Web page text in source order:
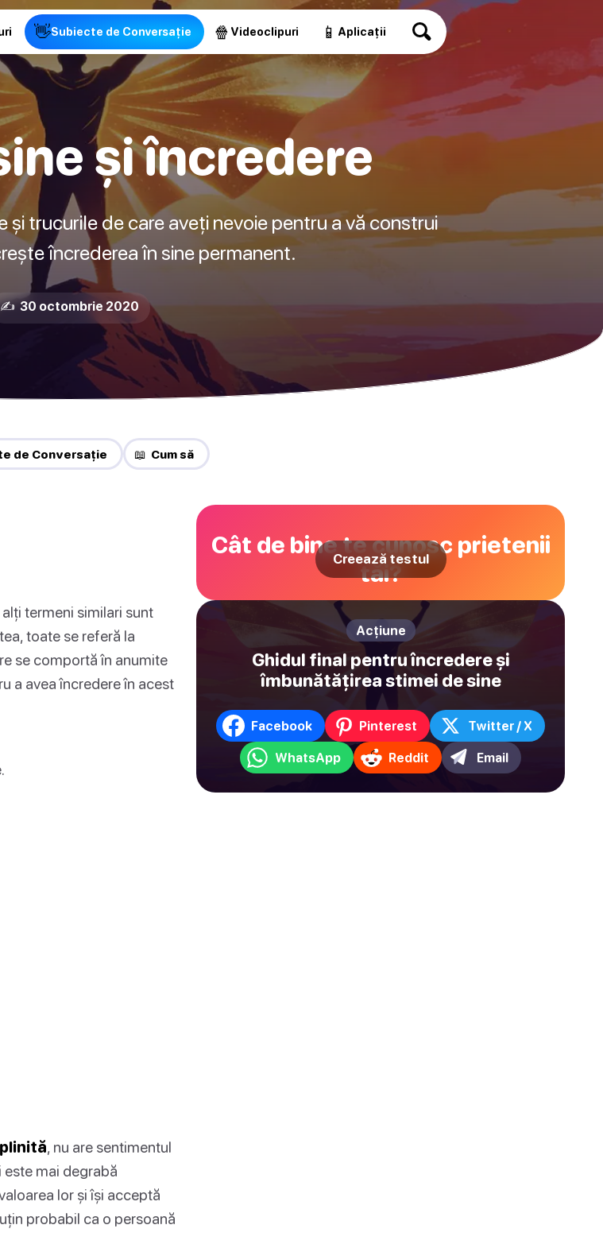
👋Subiecte de Conversație 🍿 Videoclipuri 📱 Aplicații
și încredere
trucurile de care aveți nevoie pentru a vă construi
încrederea în sine permanent.
✍️ 30 octombrie 2020
de Conversație 📖 Cum să
termeni similari sunt
toate se referă la
se comportă în anumite
a avea încredere în acest
, nu are sentimentul
este mai degrabă
lor și își acceptă
probabil ca o persoană
Cât de bine te cunosc prietenii
tăi?
Creează testul
Acțiune
Ghidul final pentru încredere și
îmbunătățirea stimei de sine
Facebook Pinterest Twitter / X
WhatsApp Reddit Email